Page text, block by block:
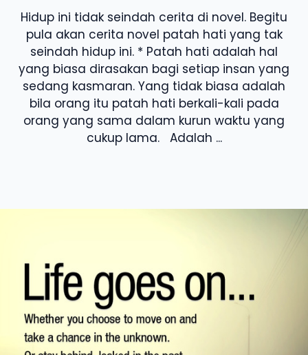
Hidup ini tidak seindah cerita di novel. Begitu
pula akan cerita novel patah hati yang tak
seindah hidup ini. * Patah hati adalah hal
yang biasa dirasakan bagi setiap insan yang
sedang kasmaran. Yang tidak biasa adalah
bila orang itu patah hati berkali-kali pada
orang yang sama dalam kurun waktu yang
cukup lama. Adalah ...